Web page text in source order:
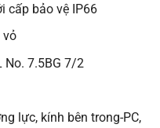
cấp bảo vệ IP66
vỏ
No. 7.5BG 7/2
lực, kính bên trong-PC,